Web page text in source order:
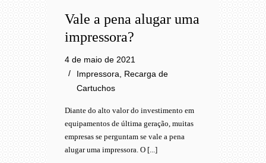
Vale a pena alugar uma
impressora?
4 de maio de 2021
Impressora, Recarga de
Cartuchos
Diante do alto valor do investimento em
equipamentos de última geração, muitas
empresas se perguntam se vale a pena
alugar uma impressora. O [...]